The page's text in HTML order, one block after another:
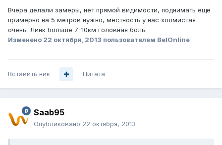
Вчера делали замеры, нет прямой видимости, поднимать еще
примерно на 5 метров нужно, местность у нас холмистая
очень. Линк больше 7-10км головная боль.
Изменено 22 октября, 2013 пользователем BelOnline
Вставить ник Цитата
Saab95
Опубликовано 22 октября, 2013